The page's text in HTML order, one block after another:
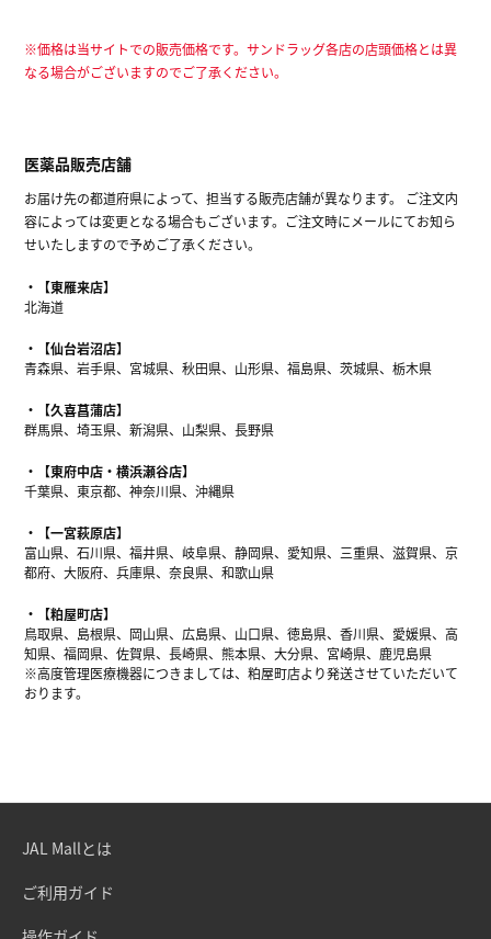
※価格は当サイトでの販売価格です。サンドラッグ各店の店頭価格とは異
なる場合がございますのでご了承ください。
医薬品販売店舗
お届け先の都道府県によって、担当する販売店舗が異なります。 ご注文内
容によっては変更となる場合もございます。ご注文時にメールにてお知ら
せいたしますので予めご了承ください。
【東雁来店】
北海道
【仙台岩沼店】
青森県、岩手県、宮城県、秋田県、山形県、福島県、茨城県、栃木県
【久喜菖蒲店】
群馬県、埼玉県、新潟県、山梨県、長野県
【東府中店・横浜瀬谷店】
千葉県、東京都、神奈川県、沖縄県
【一宮萩原店】
富山県、石川県、福井県、岐阜県、静岡県、愛知県、三重県、滋賀県、京
都府、大阪府、兵庫県、奈良県、和歌山県
【粕屋町店】
鳥取県、島根県、岡山県、広島県、山口県、徳島県、香川県、愛媛県、高
知県、福岡県、佐賀県、長崎県、熊本県、大分県、宮崎県、鹿児島県
※高度管理医療機器につきましては、粕屋町店より発送させていただいて
おります。
JAL Mallとは
ご利用ガイド